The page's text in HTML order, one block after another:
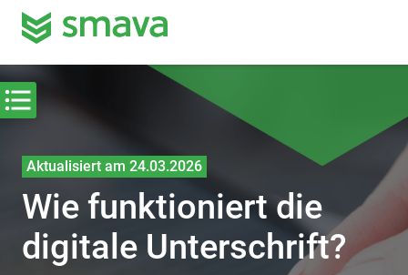
Aktualisiert am 24.03.2026
Wie funktioniert die
digitale Unterschrift?